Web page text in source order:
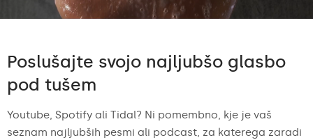
Poslušajte svojo najljubšo glasbo
pod tušem
Youtube, Spotify ali Tidal? Ni pomembno, kje je vaš
seznam najljubših pesmi ali podcast, za katerega zaradi